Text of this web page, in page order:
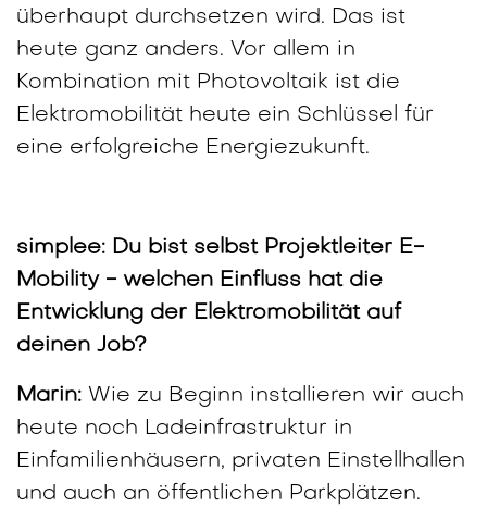
überhaupt durchsetzen wird. Das ist
heute ganz anders. Vor allem in
Kombination mit Photovoltaik ist die
Elektromobilität heute ein Schlüssel für
eine erfolgreiche Energiezukunft.
simplee: Du bist selbst Projektleiter E-
Mobility - welchen Einfluss hat die
Entwicklung der Elektromobilität auf
deinen Job?
Marin: Wie zu Beginn installieren wir auch
heute noch Ladeinfrastruktur in
Einfamilienhäusern, privaten Einstellhallen
und auch an öffentlichen Parkplätzen.